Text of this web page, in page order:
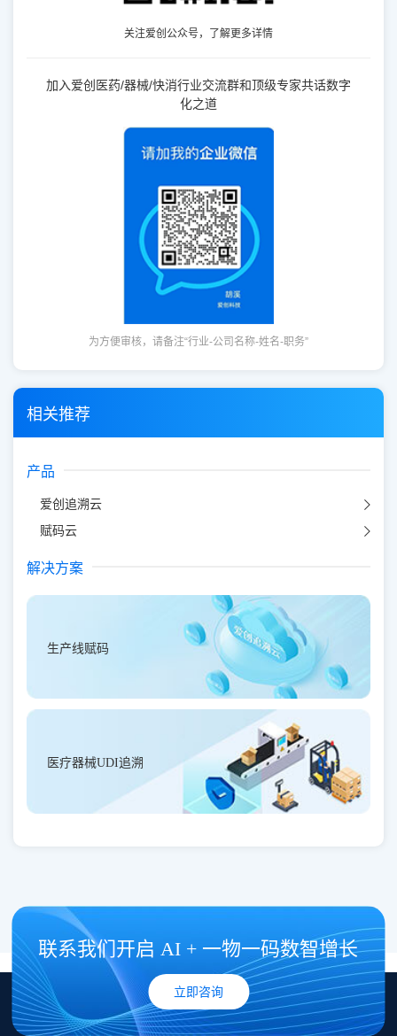
关注爱创公众号，了解更多详情
加入爱创医药/器械/快消行业交流群和顶级专家共话数字
化之道
为方便审核，请备注“行业-公司名称-姓名-职务”
相关推荐
产品
爱创追溯云
赋码云
解决方案
生产线赋码
医疗器械UDI追溯
联系我们开启 AI + 一物一码数智增长
立即咨询